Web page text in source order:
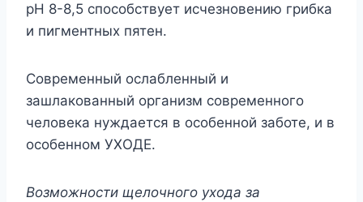
рН 8-8,5 способствует исчезновению грибка
и пигментных пятен.
Современный ослабленный и
зашлакованный организм современного
человека нуждается в особенной заботе, и в
особенном УХОДЕ.
Возможности щелочного ухода за